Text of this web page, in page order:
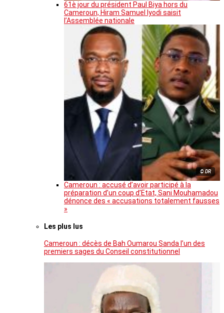
61è jour du président Paul Biya hors du
Cameroun, Hiram Samuel Iyodi saisit
l’Assemblée nationale
© DR
Cameroun : accusé d’avoir participé à la
préparation d’un coup d’Etat, Sani Mouhamadou
dénonce des « accusations totalement fausses
»
Les plus lus
Cameroun : décès de Bah Oumarou Sanda l’un des
premiers sages du Conseil constitutionnel